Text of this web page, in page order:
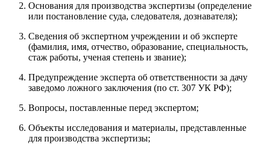
Основания для производства экспертизы (определение
или постановление суда, следователя, дознавателя);
Сведения об экспертном учреждении и об эксперте
(фамилия, имя, отчество, образование, специальность,
стаж работы, ученая степень и звание);
Предупреждение эксперта об ответственности за дачу
заведомо ложного заключения (по ст. 307 УК РФ);
Вопросы, поставленные перед экспертом;
Объекты исследования и материалы, представленные
для производства экспертизы;